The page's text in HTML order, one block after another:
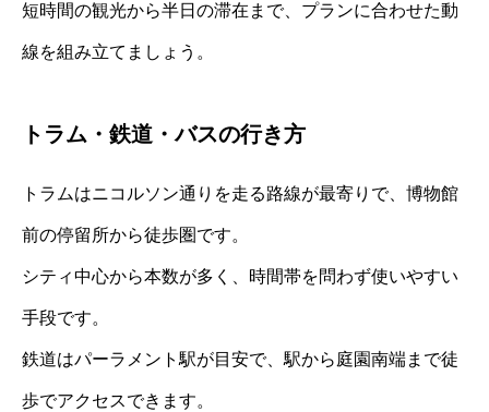
短時間の観光から半日の滞在まで、プランに合わせた動
線を組み立てましょう。
トラム・鉄道・バスの行き方
トラムはニコルソン通りを走る路線が最寄りで、博物館
前の停留所から徒歩圏です。
シティ中心から本数が多く、時間帯を問わず使いやすい
手段です。
鉄道はパーラメント駅が目安で、駅から庭園南端まで徒
歩でアクセスできます。